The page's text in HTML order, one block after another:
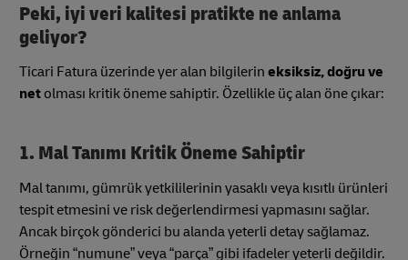
Peki, iyi veri kalitesi pratikte ne anlama
geliyor?
Ticari Fatura üzerinde yer alan bilgilerin eksiksiz, doğru ve
net olması kritik öneme sahiptir. Özellikle üç alan öne çıkar:
1. Mal Tanımı Kritik Öneme Sahiptir
Mal tanımı, gümrük yetkililerinin yasaklı veya kısıtlı ürünleri
tespit etmesini ve risk değerlendirmesi yapmasını sağlar.
Ancak birçok gönderici bu alanda yeterli detay sağlamaz.
Örneğin “numune” veya “parça” gibi ifadeler yeterli değildir.